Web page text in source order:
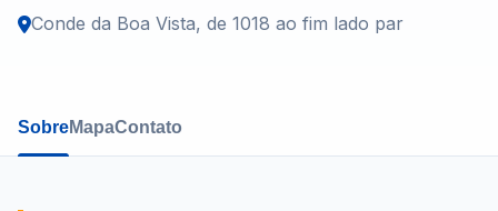
Conde da Boa Vista, de 1018 ao fim lado par
SobreMapaContato